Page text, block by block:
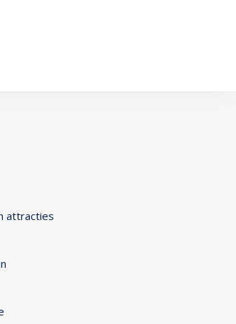
attracties